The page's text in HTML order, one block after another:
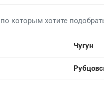
которым хотите
Чугун